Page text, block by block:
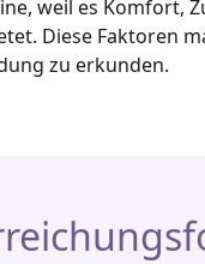
weil es
Diese Faktoren
zu erkunden.